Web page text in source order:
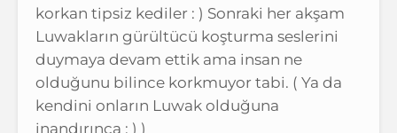
korkan tipsiz kediler : ) Sonraki her akşam
Luwakların gürültücü koşturma seslerini
duymaya devam ettik ama insan ne
olduğunu bilince korkmuyor tabi. ( Ya da
kendini onların Luwak olduğuna
inandırınca : ) )